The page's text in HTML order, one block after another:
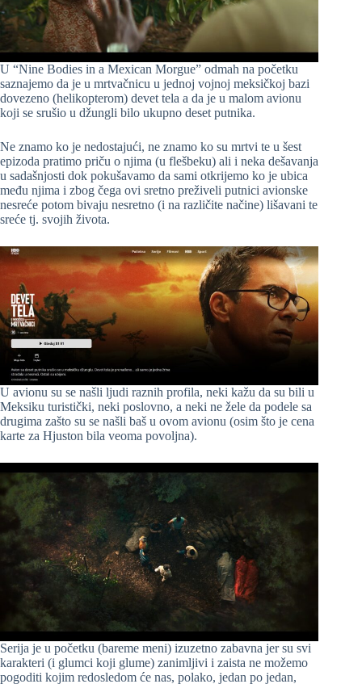
U “Nine Bodies in a Mexican Morgue” odmah na početku
saznajemo da je u mrtvačnicu u jednoj vojnoj meksičkoj bazi
dovezeno (helikopterom) devet tela a da je u malom avionu
koji se srušio u džungli bilo ukupno deset putnika.
Ne znamo ko je nedostajući, ne znamo ko su mrtvi te u šest
epizoda pratimo priču o njima (u flešbeku) ali i neka dešavanja
u sadašnjosti dok pokušavamo da sami otkrijemo ko je ubica
među njima i zbog čega ovi sretno preživeli putnici avionske
nesreće potom bivaju nesretno (i na različite načine) lišavani te
sreće tj. svojih života.
U avionu su se našli ljudi raznih profila, neki kažu da su bili u
Meksiku turistički, neki poslovno, a neki ne žele da podele sa
drugima zašto su se našli baš u ovom avionu (osim što je cena
karte za Hjuston bila veoma povoljna).
Serija je u početku (bareme meni) izuzetno zabavna jer su svi
karakteri (i glumci koji glume) zanimljivi i zaista ne možemo
pogoditi kojim redosledom će nas, polako, jedan po jedan,